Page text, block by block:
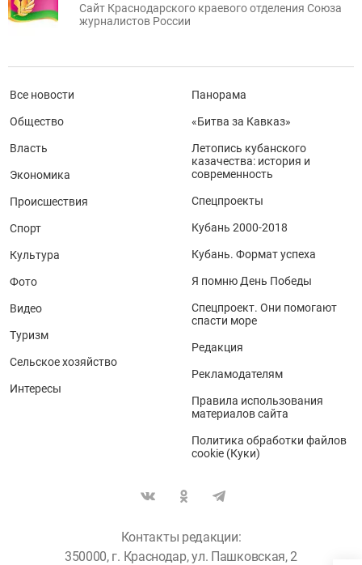
Сайт Краснодарского краевого отделения Союза
журналистов России
Все новости
Общество
Власть
Экономика
Происшествия
Спорт
Культура
Фото
Видео
Туризм
Сельское хозяйство
Интересы
Панорама
«Битва за Кавказ»
Летопись кубанского
казачества: история и
современность
Спецпроекты
Кубань 2000-2018
Кубань. Формат успеха
Я помню День Победы
Спецпроект. Они помогают
спасти море
Редакция
Рекламодателям
Правила использования
материалов сайта
Политика обработки файлов
cookie (Куки)
Контакты редакции:
350000, г. Краснодар, ул. Пашковская, 2